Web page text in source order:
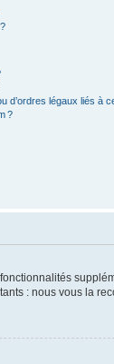
d’ordres légaux liés à
?
: nous vous la